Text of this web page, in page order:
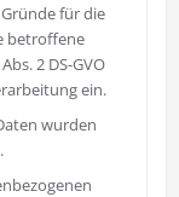
für die
betroffene
2 DS-GVO
ein.
wurden